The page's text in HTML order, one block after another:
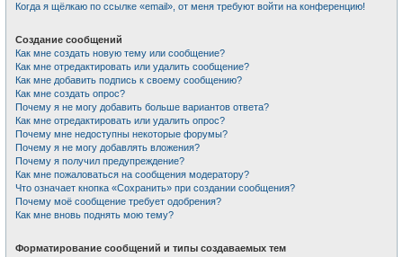
Когда я щёлкаю по ссылке «email», от меня требуют войти на конференцию!
Создание сообщений
Как мне создать новую тему или сообщение?
Как мне отредактировать или удалить сообщение?
Как мне добавить подпись к своему сообщению?
Как мне создать опрос?
Почему я не могу добавить больше вариантов ответа?
Как мне отредактировать или удалить опрос?
Почему мне недоступны некоторые форумы?
Почему я не могу добавлять вложения?
Почему я получил предупреждение?
Как мне пожаловаться на сообщения модератору?
Что означает кнопка «Сохранить» при создании сообщения?
Почему моё сообщение требует одобрения?
Как мне вновь поднять мою тему?
Форматирование сообщений и типы создаваемых тем